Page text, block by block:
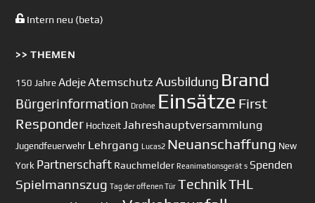
Intern neu (beta)
>> THEMEN
150 Jahre AdejeAtemschutz Ausbildung Brand
Bürgerinformation Drohne Einsätze First
Responder Hochzeit Jahreshauptversammlung
Jugendfeuerwehr Lehrgang Lucas2 Neuanschaffung New
York Partnerschaft Rauchmelder Reanimationsgerät s Spenden
Spielmannszug Tag der offenen Tür TechnikTHL